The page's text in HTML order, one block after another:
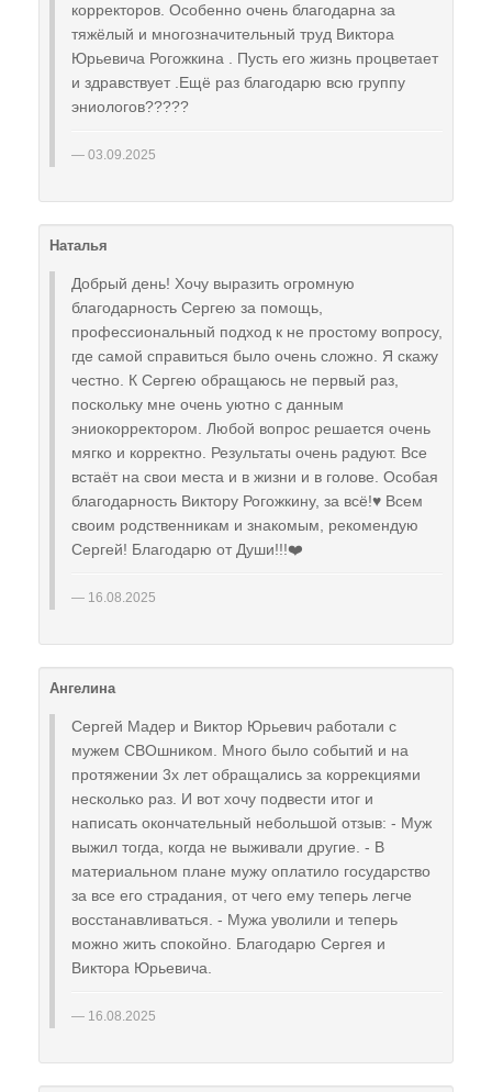
корректоров. Особенно очень благодарна за
тяжёлый и многозначительный труд Виктора
Юрьевича Рогожкина . Пусть его жизнь процветает
и здравствует .Ещё раз благодарю всю группу
эниологов?????
03.09.2025
Наталья
Добрый день! Хочу выразить огромную
благодарность Сергею за помощь,
профессиональный подход к не простому вопросу,
где самой справиться было очень сложно. Я скажу
честно. К Сергею обращаюсь не первый раз,
поскольку мне очень уютно с данным
эниокорректором. Любой вопрос решается очень
мягко и корректно. Результаты очень радуют. Все
встаёт на свои места и в жизни и в голове. Особая
благодарность Виктору Рогожкину, за всё!♥️ Всем
своим родственникам и знакомым, рекомендую
Сергей! Благодарю от Души!!!❤️
16.08.2025
Ангелина
Сергей Мадер и Виктор Юрьевич работали с
мужем СВОшником. Много было событий и на
протяжении 3х лет обращались за коррекциями
несколько раз. И вот хочу подвести итог и
написать окончательный небольшой отзыв: - Муж
выжил тогда, когда не выживали другие. - В
материальном плане мужу оплатило государство
за все его страдания, от чего ему теперь легче
восстанавливаться. - Мужа уволили и теперь
можно жить спокойно. Благодарю Сергея и
Виктора Юрьевича.
16.08.2025